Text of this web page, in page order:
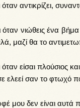
αντικρίζει,
όταν νιώθεις ένα
μαζί θα το
όταν είσαι πλούσιος
ελεεί σαν το φτωχό
μου δεν είναι αυτά